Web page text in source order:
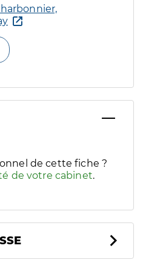
handicaps/besoins
de cette fiche ?
de votre cabinet.